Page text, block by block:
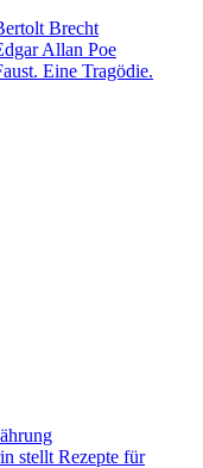
Brecht
Allan Poe
Eine Tragödie.
stellt Rezepte für